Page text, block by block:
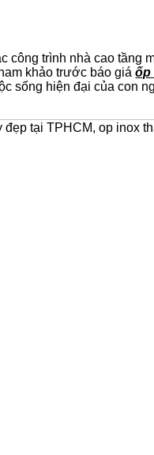
trình nhà cao tầng
khảo trước báo giáốp
sống hiện đại của con